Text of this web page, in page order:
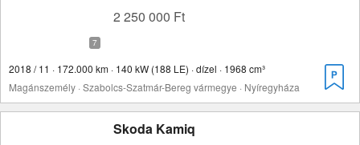
2 250 000 Ft
2018 / 11 · 172.000 km · 140 kW (188 LE) · dízel · 1968 cm³
Magánszemély · Szabolcs-Szatmár-Bereg vármegye · Nyíregyháza
Skoda Kamiq